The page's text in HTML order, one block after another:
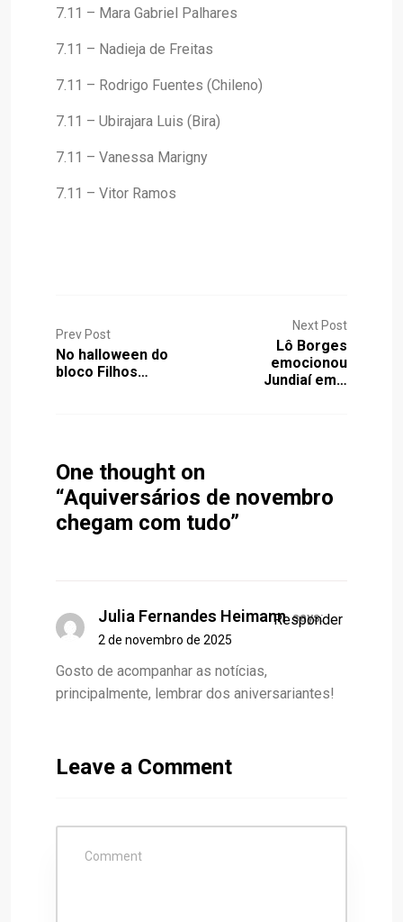
7.11 – Mara Gabriel Palhares
7.11 – Nadieja de Freitas
7.11 – Rodrigo Fuentes (Chileno)
7.11 – Ubirajara Luis (Bira)
7.11 – Vanessa Marigny
7.11 – Vitor Ramos
Prev Post
No halloween do
bloco Filhos…
Next Post
Lô Borges
emocionou
Jundiaí em…
One thought on
“Aquiversários de novembro
chegam com tudo”
Julia Fernandes Heimann says:
2 de novembro de 2025
Gosto de acompanhar as notícias,
principalmente, lembrar dos aniversariantes!
Responder
Leave a Comment